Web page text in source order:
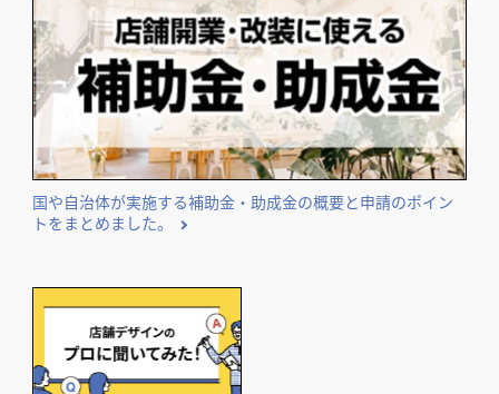
国や自治体が実施する補助金・助成金の概要と申請のポイン
トをまとめました。